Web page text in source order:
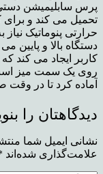
پرس سابلیمیشن
تحمیل می کند و
حرارتی پنوماتیک
دستگاه بالا و پایین
کاربر ایجاد می کند
روی یک سمت میز
آماده کرد تا در
دیدگاهتان را
نشانی ایمیل شما
علامت‌گذاری شده‌اند